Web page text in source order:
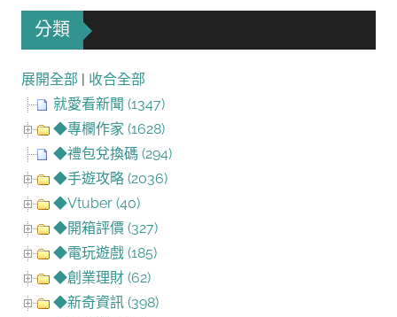
分類
展開全部 | 收合全部
就愛看新聞 (1347)
◆專欄作家 (1628)
◆禮包兌換碼 (294)
◆手遊攻略 (2036)
◆Vtuber (40)
◆開箱評價 (327)
◆電玩遊戲 (185)
◆創業理財 (62)
◆新奇資訊 (398)